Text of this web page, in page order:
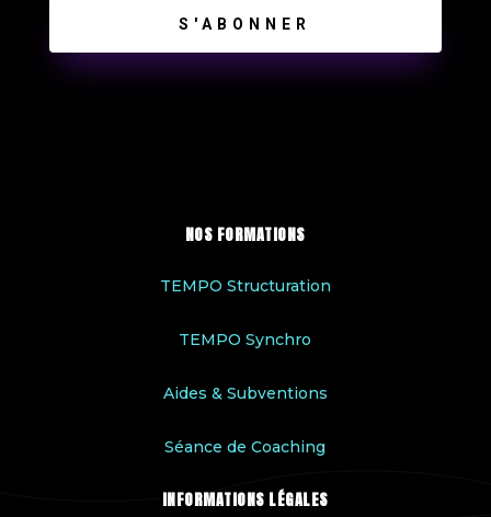
S'ABONNER
NOS FORMATIONS
TEMPO Structuration
TEMPO Synchro
Aides & Subventions
Séance de Coaching
INFORMATIONS LÉGALES